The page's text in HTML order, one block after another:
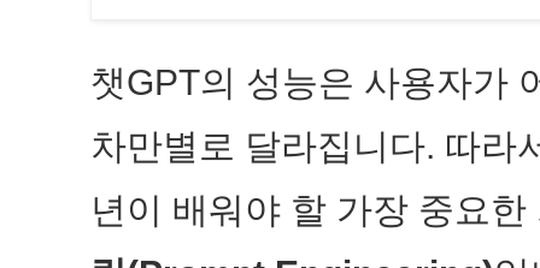
챗GPT의 성능은 사용자가
차만별로 달라집니다. 따라
년이 배워야 할 가장 중요